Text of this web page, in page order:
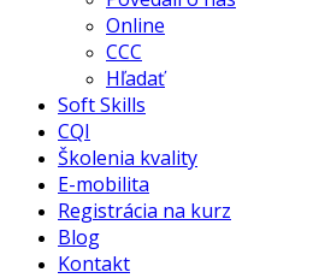
Online
CCC
Hľadať
Soft Skills
CQI
Školenia kvality
E-mobilita
Registrácia na kurz
Blog
Kontakt